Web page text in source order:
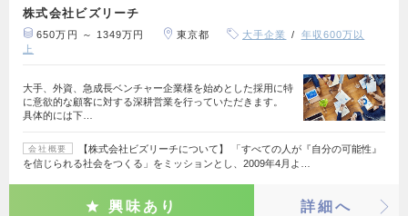
株式会社ビズリーチ
650万円 ～ 1349万円 東京都 大手企業
年収600万以
上
大手、外資、急成長ベンチャー企業様を始めとした採用に特
に意欲的な顧客に対する深耕営業を行っていただきます。
具体的には下…
会社概要
【株式会社ビズリーチについて】 「すべての人が『自分の可能性』
を信じられる社会をつくる」をミッションとし、2009年4月よ…
興味あり 詳細へ